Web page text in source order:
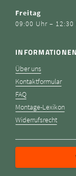
Freitag
09:00 Uhr – 12:30
INFORMATIONEN
Über uns
Kontaktformular
FAQ
Montage-Lexikon
Widerrufsrecht